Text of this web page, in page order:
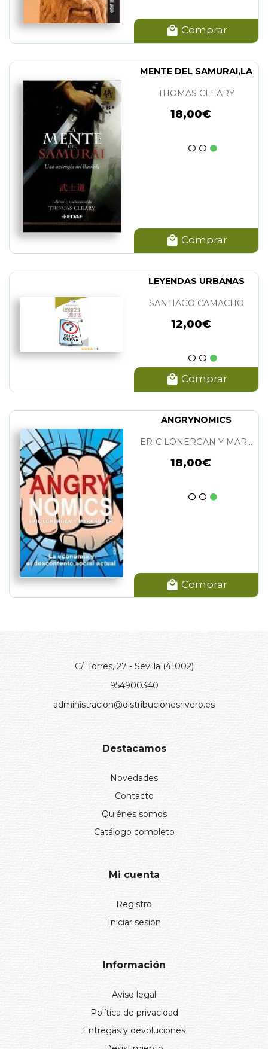
Comprar
MENTE DEL SAMURAI,LA
THOMAS CLEARY
18,00€
Comprar
LEYENDAS URBANAS
SANTIAGO CAMACHO
12,00€
Comprar
ANGRYNOMICS
ERIC LONERGAN Y MARK BLYTH
18,00€
Comprar
C/. Torres, 27 - Sevilla (41002)
954900340
administracion@distribucionesrivero.es
Destacamos
Novedades
Contacto
Quiénes somos
Catálogo completo
Mi cuenta
Registro
Iniciar sesión
Información
Aviso legal
Política de privacidad
Entregas y devoluciones